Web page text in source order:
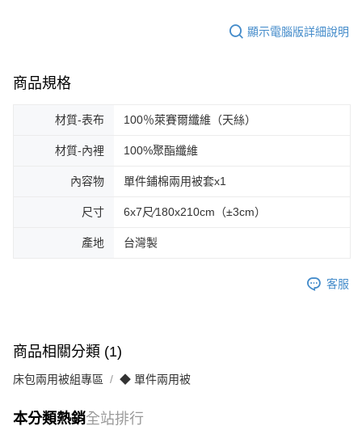
顯示電腦版詳細說明
商品規格
材質-表布 100％萊賽爾纖維（天絲）
材質-內裡 100%聚酯纖維
內容物 單件鋪棉兩用被套x1
尺寸 6x7尺∕180x210cm（±3cm）
產地 台灣製
客服
商品相關分類 (1)
床包兩用被組專區 ◆ 單件兩用被
本分類熱銷全站排行